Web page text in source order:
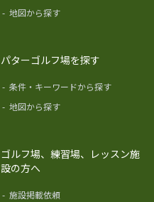
- 地図から探す
パターゴルフ場を探す
- 条件・キーワードから探す
- 地図から探す
ゴルフ場、練習場、レッスン施
設の方へ
- 施設掲載依頼